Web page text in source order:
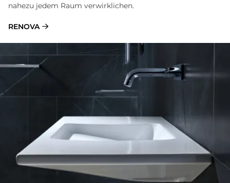
nahezu jedem Raum verwirklichen.
RENOVA